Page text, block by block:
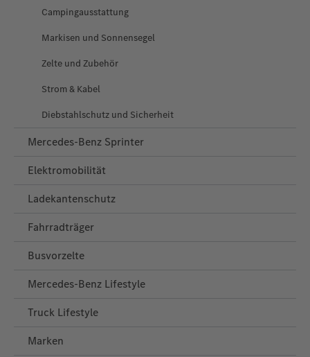
Campingausstattung
Markisen und Sonnensegel
Zelte und Zubehör
Strom & Kabel
Diebstahlschutz und Sicherheit
Mercedes-Benz Sprinter
Elektromobilität
Ladekantenschutz
Fahrradträger
Busvorzelte
Mercedes‑Benz Lifestyle
Truck Lifestyle
Marken